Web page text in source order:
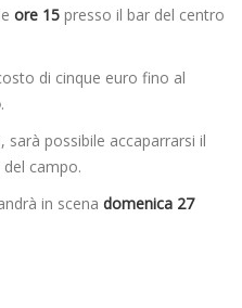
ore 15 presso il bar del centro
di cinque euro fino al
.
possibile accaparrarsi il
campo.
in scena domenica 27